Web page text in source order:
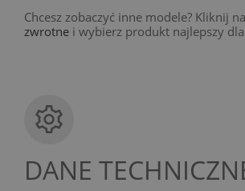
Chcesz zobaczyć inne modele? Kliknij na
zwrotne i wybierz produkt najlepszy dla
DANE